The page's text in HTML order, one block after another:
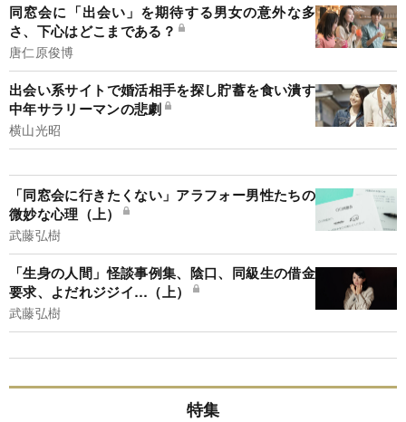
同窓会に「出会い」を期待する男女の意外な多
さ、下心はどこまである？
唐仁原俊博
出会い系サイトで婚活相手を探し貯蓄を食い潰す
中年サラリーマンの悲劇
横山光昭
「同窓会に行きたくない」アラフォー男性たちの
微妙な心理（上）
武藤弘樹
「生身の人間」怪談事例集、陰口、同級生の借金
要求、よだれジジイ…（上）
武藤弘樹
特集